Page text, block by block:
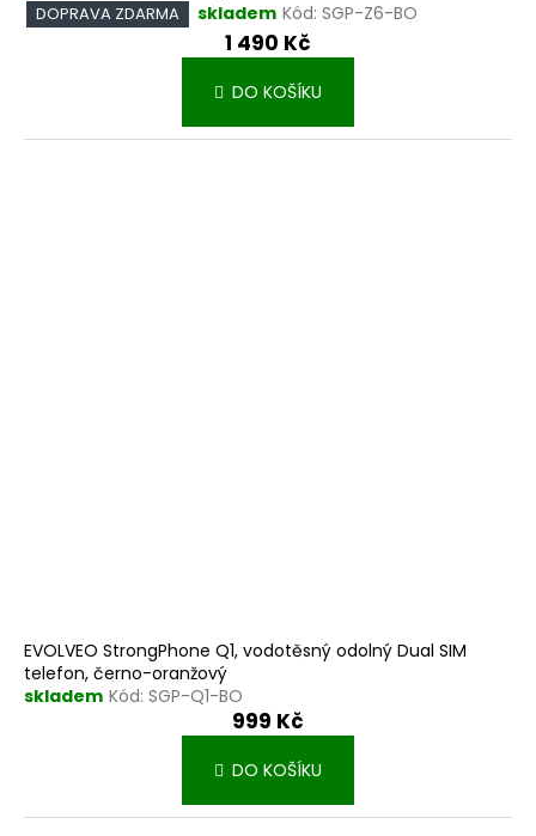
DOPRAVA ZDARMA skladem Kód: SGP-Z6-BO
1 490 Kč
DO KOŠÍKU
EVOLVEO StrongPhone Q1, vodotěsný odolný Dual SIM
telefon, černo-oranžový
skladem Kód: SGP-Q1-BO
999 Kč
DO KOŠÍKU